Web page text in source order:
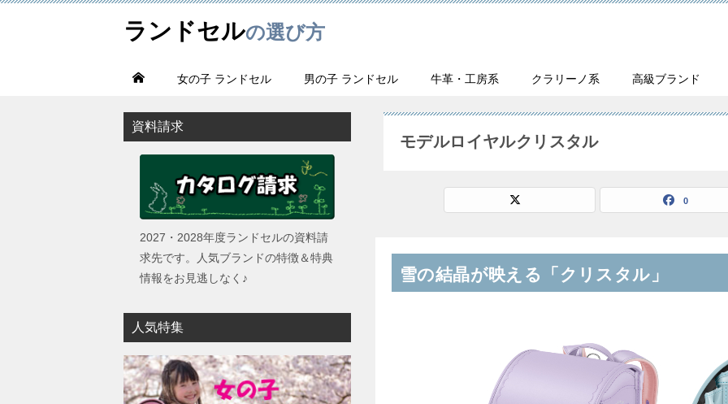
ランドセルの選び方
女の子 ランドセル 男の子 ランドセル 牛革・工房系 クラリーノ系 高級ブランド
モデルロイヤルクリスタル
0
雪の結晶が映える「クリスタル」
資料請求
2027・2028年度ランドセルの資料請
求先です。人気ブランドの特徴＆特典
情報をお見逃しなく♪
人気特集